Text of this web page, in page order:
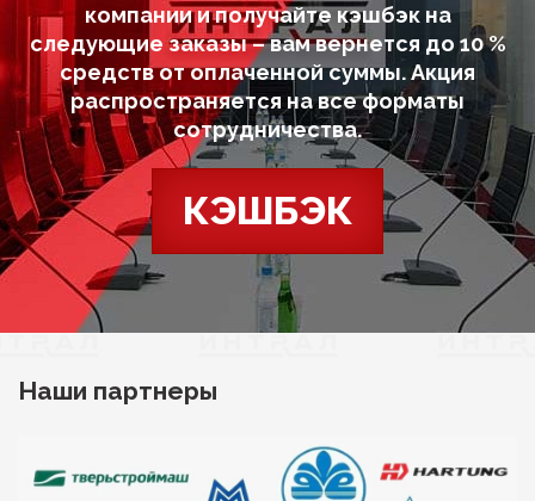
компании и получайте кэшбэк на
следующие заказы – вам вернется до 10 %
средств от оплаченной суммы. Акция
распространяется на все форматы
сотрудничества.
КЭШБЭК
Наши партнеры